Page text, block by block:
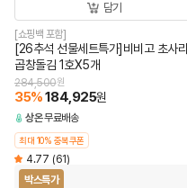
담기
[쇼핑백 포함]
[26추석 선물세트특가]비비고 초사리
곱창돌김 1호X5개
284,500원
35%184,925원
상온무료배송
최대 10% 중복쿠폰
4.77 (61)
박스특가